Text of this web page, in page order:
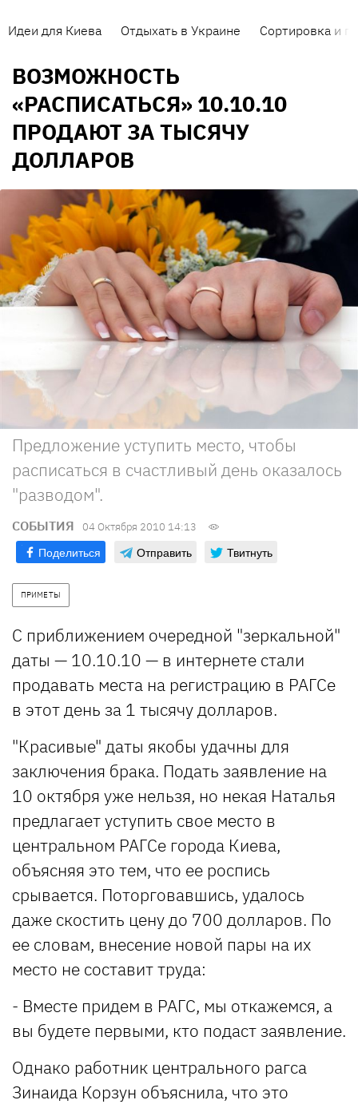
Идеи для Киева Отдыхать в Украине Сортировка и
ВОЗМОЖНОСТЬ
«РАСПИСАТЬСЯ» 10.10.10
ПРОДАЮТ ЗА ТЫСЯЧУ
ДОЛЛАРОВ
Предложение уступить место, чтобы
расписаться в счастливый день оказалось
"разводом".
СОБЫТИЯ 04 Октября 2010 14:13
Поделиться Отправить Твитнуть
ПРИМЕТЫ
С приближением очередной "зеркальной"
даты — 10.10.10 — в интернете стали
продавать места на регистрацию в РАГСе
в этот день за 1 тысячу долларов.
"Красивые" даты якобы удачны для
заключения брака. Подать заявление на
10 октября уже нельзя, но некая Наталья
предлагает уступить свое место в
центральном РАГСе города Киева,
объясняя это тем, что ее роспись
срывается. Поторговавшись, удалось
даже скостить цену до 700 долларов. По
ее словам, внесение новой пары на их
место не составит труда:
- Вместе придем в РАГС, мы откажемся, а
вы будете первыми, кто подаст заявление.
Однако работник центрального рагса
Зинаида Корзун объяснила, что это